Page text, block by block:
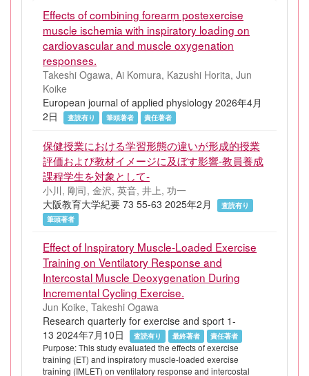
Effects of combining forearm postexercise
muscle ischemia with inspiratory loading on
cardiovascular and muscle oxygenation
responses.
Takeshi Ogawa, Ai Komura, Kazushi Horita, Jun
Koike
European journal of applied physiology 2026年4月
2日
査読有り 筆頭著者 責任著者
保健授業における学習形態の違いが形成的授業
評価および教材イメージに及ぼす影響-教員養成
課程学生を対象として-
小川, 剛司, 金沢, 英音, 井上, 功一
大阪教育大学紀要 73 55-63 2025年2月
査読有り
筆頭著者
Effect of Inspiratory Muscle-Loaded Exercise
Training on Ventilatory Response and
Intercostal Muscle Deoxygenation During
Incremental Cycling Exercise.
Jun Koike, Takeshi Ogawa
Research quarterly for exercise and sport 1-
13 2024年7月10日
査読有り 最終著者 責任著者
Purpose: This study evaluated the effects of exercise
training (ET) and inspiratory muscle-loaded exercise
training (IMLET) on ventilatory response and intercostal